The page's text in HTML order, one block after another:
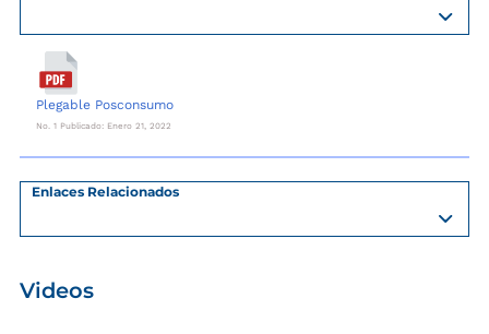
Plegable Posconsumo
No. 1 Publicado: Enero 21, 2022
Enlaces Relacionados
Videos